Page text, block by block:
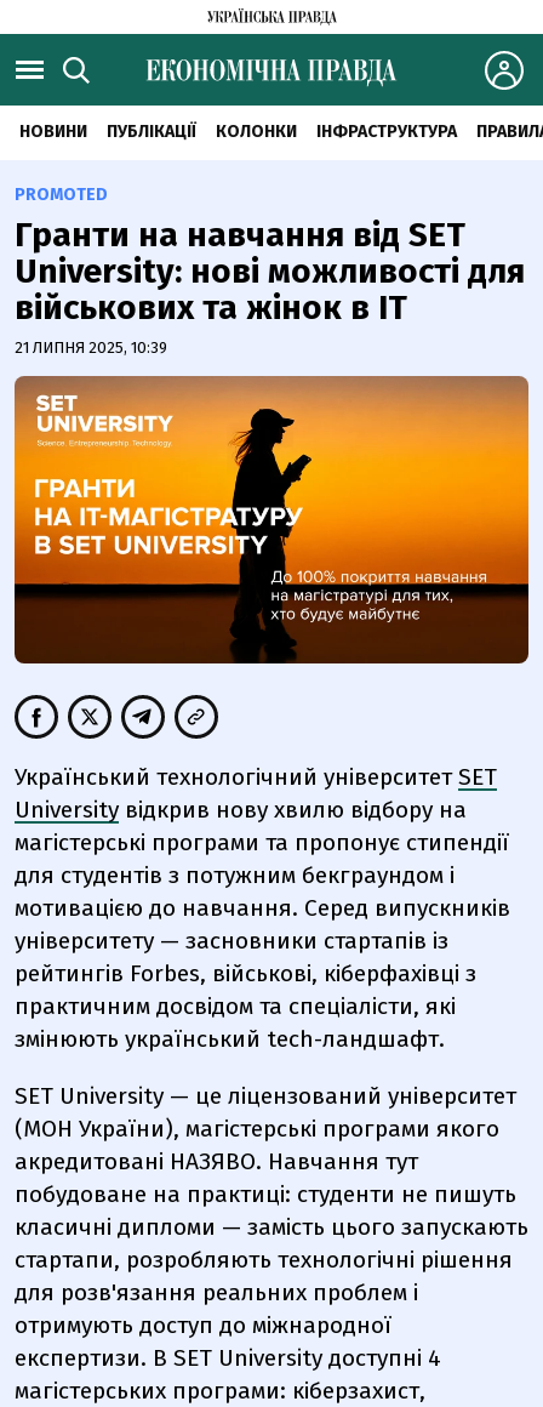
НОВИНИ ПУБЛІКАЦІЇ КОЛОНКИ ІНФРАСТРУКТУРА
PROMOTED
Гранти на навчання від SET
University: нові можливості для
військових та жінок в IT
21 ЛИПНЯ 2025, 10:39
Український технологічний університет SET
University відкрив нову хвилю відбору на
магістерські програми та пропонує стипендії
для студентів з потужним бекграундом і
мотивацією до навчання. Серед випускників
університету — засновники стартапів із
рейтингів Forbes, військові, кіберфахівці з
практичним досвідом та спеціалісти, які
змінюють український tech-ландшафт.
SET University — це ліцензований університет
(МОН України), магістерські програми якого
акредитовані НАЗЯВО. Навчання тут
побудоване на практиці: студенти не пишуть
класичні дипломи — замість цього запускають
стартапи, розробляють технологічні рішення
для розв'язання реальних проблем і
отримують доступ до міжнародної
експертизи. В SET University доступні 4
магістерських програми: кіберзахист,